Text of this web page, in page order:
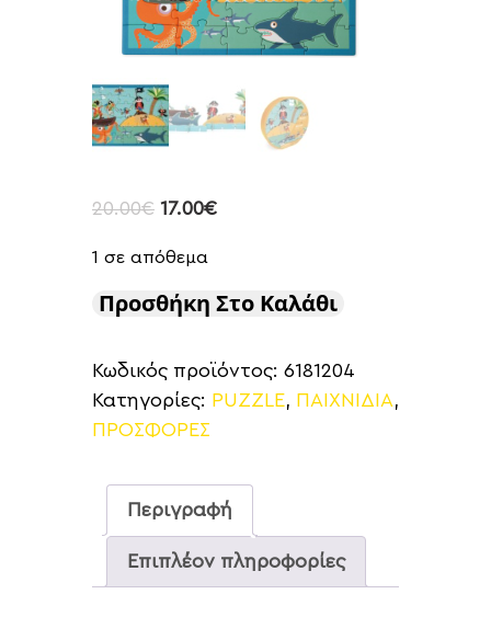
20.00€ 17.00€
1 σε απόθεμα
Προσθήκη Στο Καλάθι
Κωδικός προϊόντος: 6181204
Κατηγορίες: PUZZLE, ΠΑΙΧΝΙΔΙΑ,
ΠΡΟΣΦΟΡΕΣ
Περιγραφή
Επιπλέον πληροφορίες